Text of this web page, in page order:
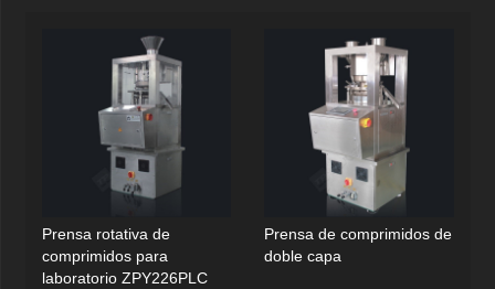
Prensa rotativa de
comprimidos para
laboratorio ZPY226PLC
Prensa de comprimidos de
doble capa